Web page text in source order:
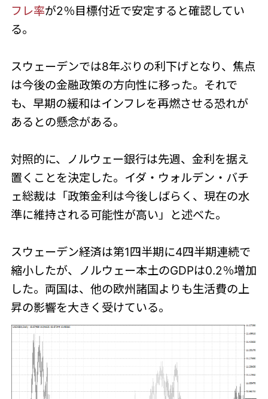
フレ率が2％目標付近で安定すると確認してい
る。
スウェーデンでは8年ぶりの利下げとなり、焦点
は今後の金融政策の方向性に移った。それで
も、早期の緩和はインフレを再燃させる恐れが
あるとの懸念がある。
対照的に、ノルウェー銀行は先週、金利を据え
置くことを決定した。イダ・ウォルデン・バチ
ェ総裁は「政策金利は今後しばらく、現在の水
準に維持される可能性が高い」と述べた。
スウェーデン経済は第1四半期に4四半期連続で
縮小したが、ノルウェー本土のGDPは0.2％増加
した。両国は、他の欧州諸国よりも生活費の上
昇の影響を大きく受けている。